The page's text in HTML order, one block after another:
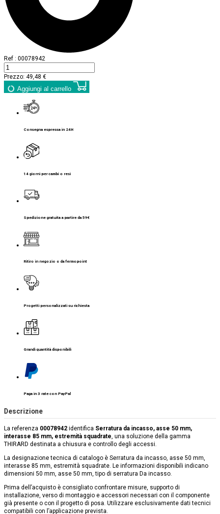
Ref : 00078942
Prezzo: 49,48 €
Aggiungi al carrello
Consegna espressa in 24H
14 giorni per cambi o resi
Spedizione gratuita a partire da 59€
Ritiro in negozio o da fermopoint
Progetti personalizzati su richiesta
Grandi quantità disponibili
Paga in 3 rate con PayPal
Descrizione
La referenza 00078942 identifica Serratura da incasso, asse 50 mm,
interasse 85 mm, estremità squadrate, una soluzione della gamma
THIRARD destinata a chiusura e controllo degli accessi.
La designazione tecnica di catalogo è Serratura da incasso, asse 50 mm,
interasse 85 mm, estremità squadrate. Le informazioni disponibili indicano
dimensioni 50 mm, asse 50 mm, tipo di serratura Da incasso.
Prima dell’acquisto è consigliato confrontare misure, supporto di
installazione, verso di montaggio e accessori necessari con il componente
già presente o con il progetto di posa. Utilizzare esclusivamente dati tecnici
compatibili con l’applicazione prevista.